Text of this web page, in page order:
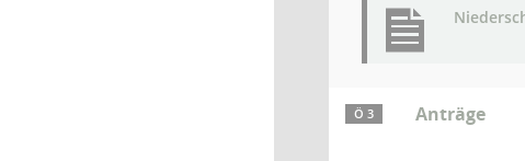
Ö 3 Anträge